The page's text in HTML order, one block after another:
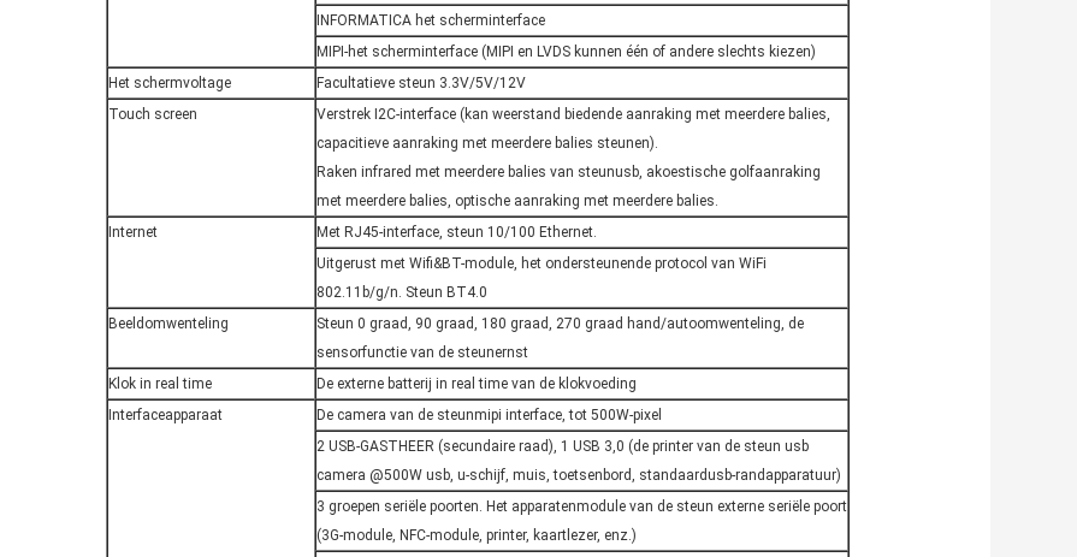
INFORMATICA het scherminterface
MIPI-het scherminterface (MIPI en LVDS kunnen één of andere slechts kiezen)
Het schermvoltage
Facultatieve steun 3.3V/5V/12V
Touch screen
Verstrek I2C-interface (kan weerstand biedende aanraking met meerdere balies,
capacitieve aanraking met meerdere balies steunen).
Raken infrared met meerdere balies van steunusb, akoestische golfaanraking
met meerdere balies, optische aanraking met meerdere balies.
Internet
Met RJ45-interface, steun 10/100 Ethernet.
Uitgerust met Wifi&BT-module, het ondersteunende protocol van WiFi
802.11b/g/n. Steun BT4.0
Beeldomwenteling
Steun 0 graad, 90 graad, 180 graad, 270 graad hand/autoomwenteling, de
sensorfunctie van de steunernst
Klok in real time
De externe batterij in real time van de klokvoeding
Interfaceapparaat
De camera van de steunmipi interface, tot 500W-pixel
2 USB-GASTHEER (secundaire raad), 1 USB 3,0 (de printer van de steun usb
camera @500W usb, u-schijf, muis, toetsenbord, standaardusb-randapparatuur)
3 groepen seriële poorten. Het apparatenmodule van de steun externe seriële poort
(3G-module, NFC-module, printer, kaartlezer, enz.)